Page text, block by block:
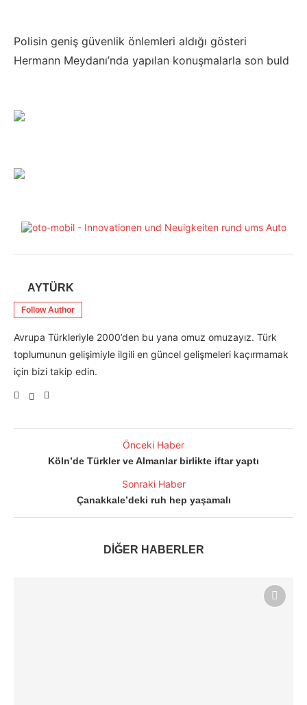
Polisin geniş güvenlik önlemleri aldığı gösteri
Hermann Meydanı’nda yapılan konuşmalarla son buld
AYTÜRK
Follow Author
Avrupa Türkleriyle 2000’den bu yana omuz omuzayız. Türk
toplumunun gelişimiyle ilgili en güncel gelişmeleri kaçırmamak
için bizi takip edin.
Önceki Haber
Köln’de Türkler ve Almanlar birlikte iftar yaptı
Sonraki Haber
Çanakkale’deki ruh hep yaşamalı
DİĞER HABERLER